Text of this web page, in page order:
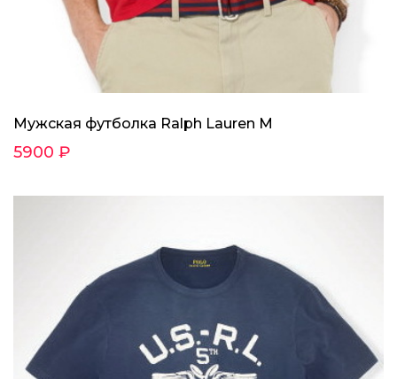
Мужская футболка Ralph Lauren M
5900 ₽